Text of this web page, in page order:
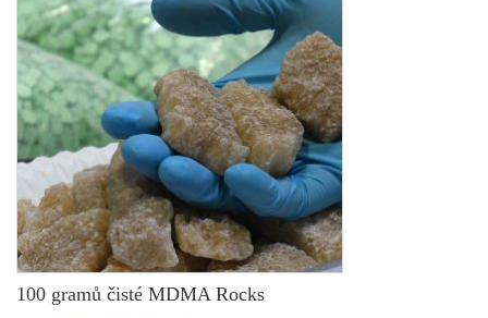
100 gramů čisté MDMA Rocks